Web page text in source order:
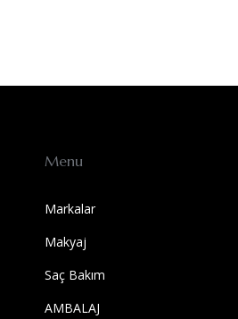
Menu
Markalar
Makyaj
Saç Bakım
AMBALAJ